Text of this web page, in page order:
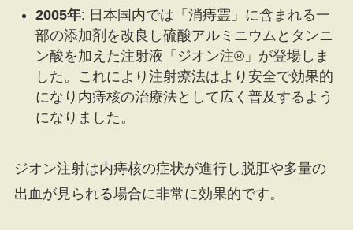
2005年: 日本国内では「消痔霊」に含まれる一
部の添加剤を改良し硫酸アルミニウムとタンニ
ン酸を加えた注射液「ジオン注®」が登場しま
した。これにより注射療法はより安全で効果的
になり内痔核の治療法として広く普及するよう
になりました。
ジオン注射は内痔核の症状が進行し脱肛や多量の
出血が見られる場合に非常に効果的です。